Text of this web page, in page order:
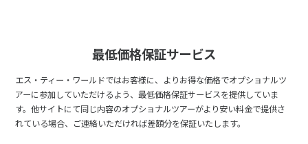
最低価格保証サービス
エス・ティー・ワールドではお客様に、よりお得な価格でオプショナルツ
アーに参加していただけるよう、最低価格保証サービスを提供していま
す。他サイトにて同じ内容のオプショナルツアーがより安い料金で提供さ
れている場合、ご連絡いただければ差額分を保証いたします。